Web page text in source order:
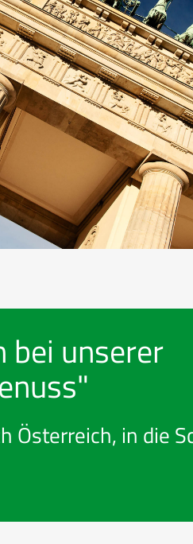
bei unserer
Österreich, in die